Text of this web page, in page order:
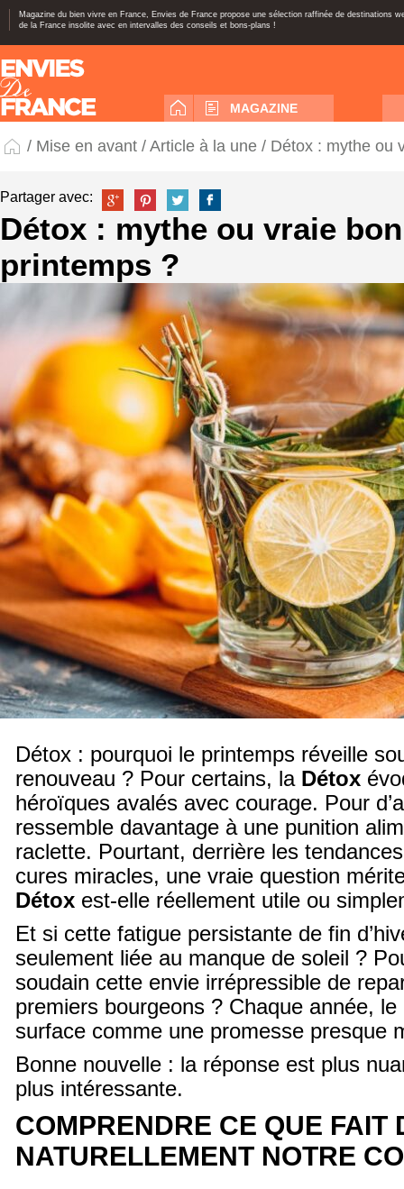
Magazine du bien vivre en France, Envies de France propose une sélection raffinée de destinations
de la France insolite avec en intervalles des conseils et bons-plans !
MAGAZINE
/ Mise en avant / Article à la une / Détox : mythe ou
Partager avec:
Détox : mythe ou vraie
printemps ?
Détox : pourquoi le printemps réveille
renouveau ? Pour certains, la Détox
héroïques avalés avec courage. Pour
ressemble davantage à une punition
raclette. Pourtant, derrière les
cures miracles, une vraie question
Détox est-elle réellement utile ou
Et si cette fatigue persistante de fin
seulement liée au manque de soleil ?
soudain cette envie irrépressible de
premiers bourgeons ? Chaque année,
surface comme une promesse presque
Bonne nouvelle : la réponse est plus
plus intéressante.
COMPRENDRE CE QUE FAIT
NATURELLEMENT NOTRE